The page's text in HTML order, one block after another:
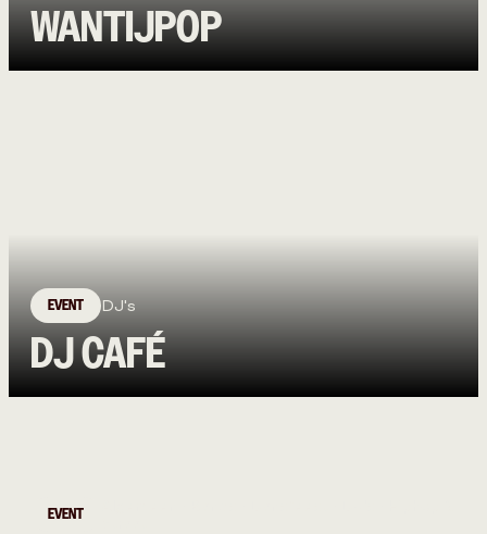
WANTIJPOP
EVENT DJ's
DJ CAFÉ
EVENT